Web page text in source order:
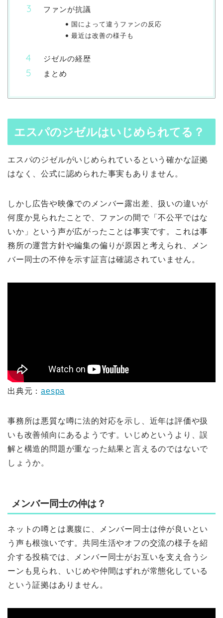
ファンが抗議
国によって違うファンの反応
最近は改善の様子も
ジゼルの経歴
まとめ
エスパのジゼルはいじめられてる？
エスパのジゼルがいじめられているという確かな証拠
はなく、公式に認められた事実もありません。
しかし広告や映像でのメンバー露出差、扱いの違いが
何度か見られたことで、ファンの間で「不公平ではな
いか」という声が広がったことは事実です。これは事
務所の運営方針や編集の偏りが原因と考えられ、メン
バー同士の不仲を示す証言は確認されていません。
出典元：aespa
事務所は悪質な噂に法的対応を示し、近年は評価や扱
いも改善傾向にあるようです。いじめというより、誤
解と構造的問題が重なった結果と言えるのではないで
しょうか。
メンバー同士の仲は？
ネットの噂とは裏腹に、メンバー同士は仲が良いとい
う声も根強いです。共同生活やオフの交流の様子を紹
介する投稿では、メンバー同士がお互いを支え合うシ
ーンも見られ、いじめや仲間はずれが常態化している
という証拠はありません。